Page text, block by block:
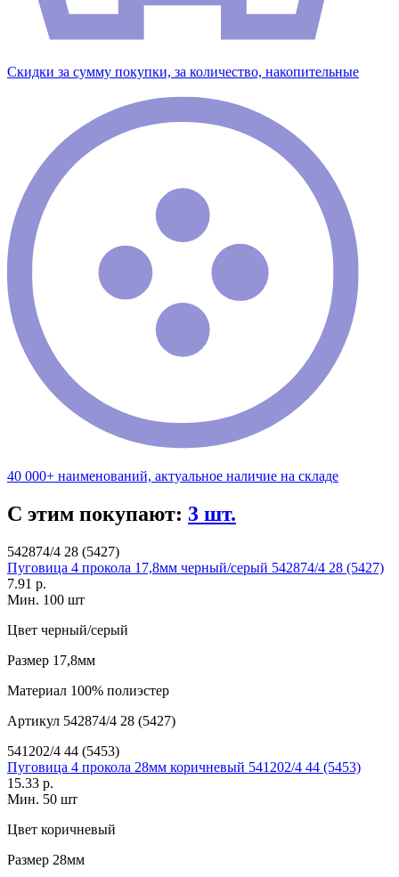
Скидки за сумму покупки, за количество, накопительные
40 000+ наименований, актуальное наличие на складе
С этим покупают: 3 шт.
542874/4 28 (5427)
Пуговица 4 прокола 17,8мм черный/серый 542874/4 28 (5427)
7.91 р.
Мин. 100 шт
Цвет черный/серый
Размер 17,8мм
Материал 100% полиэстер
Артикул 542874/4 28 (5427)
541202/4 44 (5453)
Пуговица 4 прокола 28мм коричневый 541202/4 44 (5453)
15.33 р.
Мин. 50 шт
Цвет коричневый
Размер 28мм